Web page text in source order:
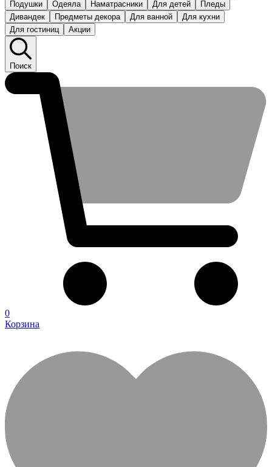
Подушки
Одеяла Наматрасники Для детей
Пледы
Дивандек
Предметы декора Для ванной
Для кухни
Для гостиниц
Акции
Поиск
0
Корзина